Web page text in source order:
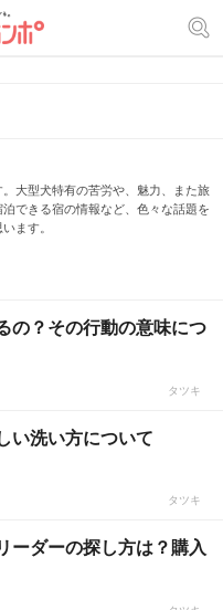
大型犬特有の苦労や、魅力、また旅
できる宿の情報など、色々な話題を
ます。
の？その行動の意味につ
タツキ
い洗い方について
タツキ
ーダーの探し方は？購入